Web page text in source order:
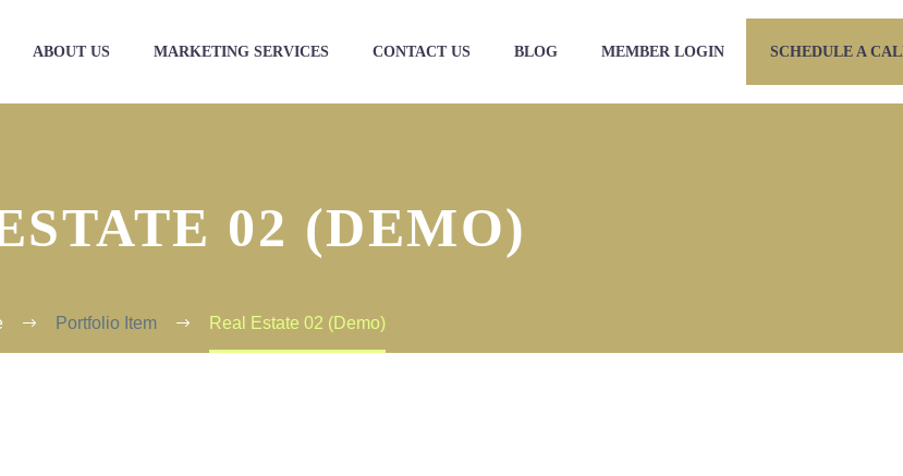
ABOUT US MARKETING SERVICES CONTACT US BLOG MEMBER LOGIN SCHEDULE A
02 (DEMO)
Portfolio Item Real Estate 02 (Demo)